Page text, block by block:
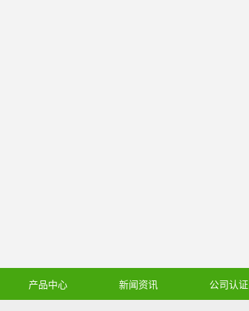
产品中心 新闻资讯 公司认证